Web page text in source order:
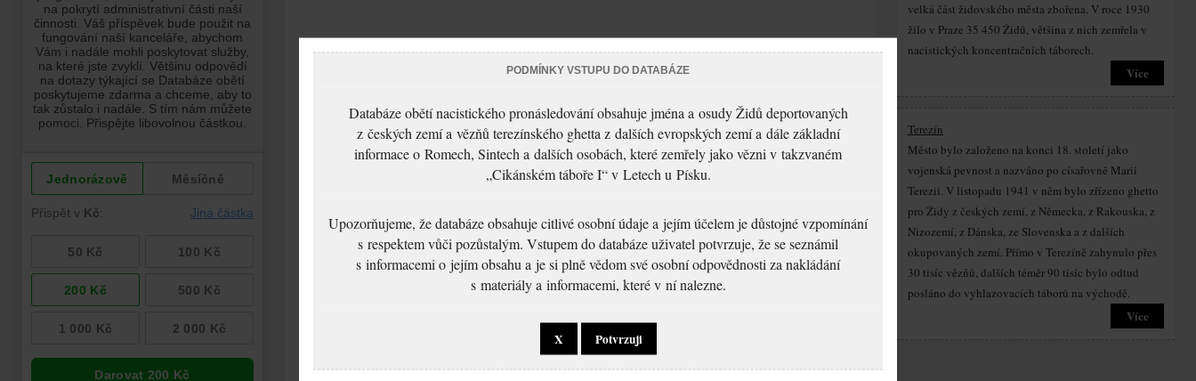
velká část židovského města zbořena. V roce 1930
žilo v Praze 35 450 Židů, většina z nich zemřela v
nacistických koncentračních táborech.
Více
Terezín
Město bylo založeno na konci 18. století jako
vojenská pevnost a nazváno po císařovně Marii
Terezii. V listopadu 1941 v něm bylo zřízeno ghetto
pro Židy z českých zemí, z Německa, z Rakouska, z
Nizozemí, z Dánska, ze Slovenska a z dalších
okupovaných zemí. Přímo v Terezíně zahynulo přes
30 tisíc vězňů, dalších téměr 90 tisíc bylo odtud
posláno do vyhlazovacích táborů na východě.
Více
PODMÍNKY VSTUPU DO DATABÁZE
Databáze obětí nacistického pronásledování obsahuje jména a osudy Židů deportovaných
z českých zemí a vězňů terezínského ghetta z dalších evropských zemí a dále základní
informace o Romech, Sintech a dalších osobách, které zemřely jako vězni v takzvaném
„Cikánském táboře I“ v Letech u Písku.
Upozorňujeme, že databáze obsahuje citlivé osobní údaje a jejím účelem je důstojné vzpomínání
s respektem vůči pozůstalým. Vstupem do databáze uživatel potvrzuje, že se seznámil
s informacemi o jejím obsahu a je si plně vědom své osobní odpovědnosti za nakládání
s materiály a informacemi, které v ní nalezne.
X Potvrzuji